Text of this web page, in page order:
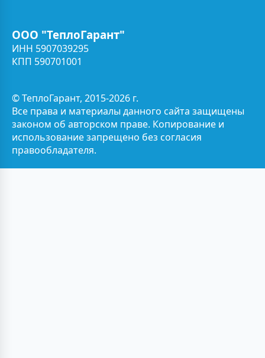
ООО "ТеплоГарант"
ИНН 5907039295
КПП 590701001
© ТеплоГарант, 2015-2026 г.
Все права и материалы данного сайта защищены
законом об авторском праве. Копирование и
использование запрещено без согласия
правообладателя.